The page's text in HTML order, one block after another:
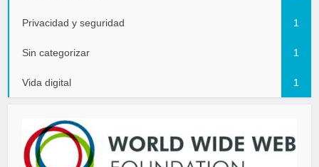
Privacidad y seguridad 1
Sin categorizar 1
Vida digital 1